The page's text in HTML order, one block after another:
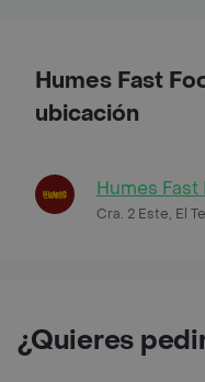
Humes Fast
ubicación
Humes Fast
Cra. 2 Este, El
¿Quieres